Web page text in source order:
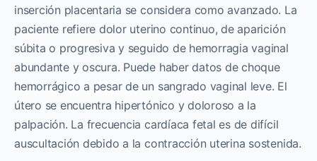
inserción placentaria se considera como avanzado. La
paciente refiere dolor uterino continuo, de aparición
súbita o progresiva y seguido de hemorragia vaginal
abundante y oscura. Puede haber datos de choque
hemorrágico a pesar de un sangrado vaginal leve. El
útero se encuentra hipertónico y doloroso a la
palpación. La frecuencia cardíaca fetal es de difícil
auscultación debido a la contracción uterina sostenida.